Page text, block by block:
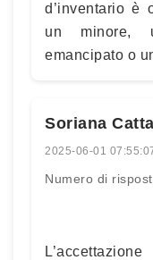
d’inventario è
un minore,
emancipato o
Soriana
2025-06-01
Numero di